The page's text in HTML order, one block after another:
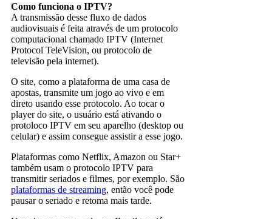
Como funciona o IPTV?
A transmissão desse fluxo de dados
audiovisuais é feita através de um protocolo
computacional chamado IPTV (Internet
Protocol TeleVision, ou protocolo de
televisão pela internet).
O site, como a plataforma de uma casa de
apostas, transmite um jogo ao vivo e em
direto usando esse protocolo. Ao tocar o
player do site, o usuário está ativando o
protoloco IPTV em seu aparelho (desktop ou
celular) e assim consegue assistir a esse jogo.
Plataformas como Netflix, Amazon ou Star+
também usam o protocolo IPTV para
transmitir seriados e filmes, por exemplo. São
plataformas de streaming, então você pode
pausar o seriado e retoma mais tarde.